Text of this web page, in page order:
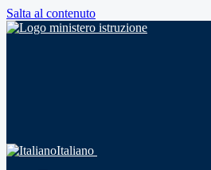
Salta al contenuto
Italiano